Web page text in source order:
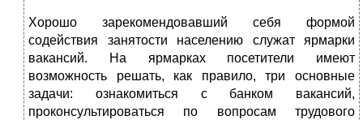
Хорошо зарекомендовавший себя формой
содействия занятости населению служат ярмарки
вакансий. На ярмарках посетители имеют
возможность решать, как правило, три основные
задачи: ознакомиться с банком вакансий,
проконсультироваться по вопросам трудового